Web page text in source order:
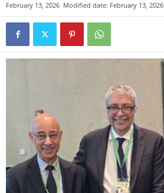
February 13, 2026 Modified date: February 13, 2026